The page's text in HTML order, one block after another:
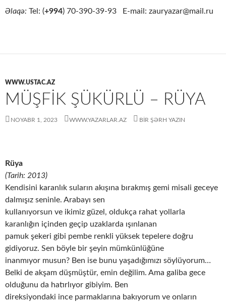
Əlaqə: Tel: (+994) 70-390-39-93 E-mail: zauryazar@mail.ru
WWW.USTAC.AZ
MÜŞFIK ŞÜKÜRLÜ – RÜYA
NOYABR 1, 2023 WWW.YAZARLAR.AZ BIR ŞƏRH YAZIN
Rüya
(Tarih: 2013)
Kendisini karanlık suların akışına bırakmış gemi misali geceye
dalmışız seninle. Arabayı sen
kullanıyorsun ve ikimiz güzel, oldukça rahat yollarla
karanlığın içinden geçip uzaklarda ışınlanan
pamuk şekeri gibi pembe renkli yüksek tepelere doğru
gidiyoruz. Sen böyle bir şeyin mümkünlüğüne
inanmıyor musun? Ben ise bunu yaşadığımızı söylüyorum…
Belki de akşam düşmüştür, emin değilim. Ama galiba gece
olduğunu da hatırlıyor gibiyim. Ben
direksiyondaki ince parmaklarına bakıyorum ve onların